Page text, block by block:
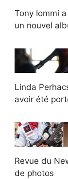
Tony Iommi
un nouvel
Linda
avoir été
Revue du
de photos